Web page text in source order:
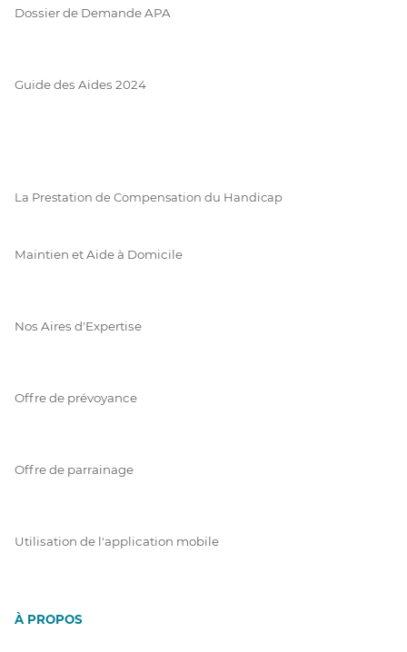
Dossier de Demande APA
Guide des Aides 2024
La Prestation de Compensation du Handicap
Maintien et Aide à Domicile
Nos Aires d'Expertise
Offre de prévoyance
Offre de parrainage
Utilisation de l'application mobile
À PROPOS